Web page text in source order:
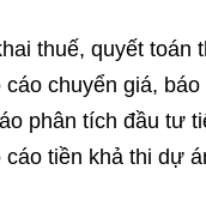
thuế, quyết toán
cáo chuyển giá,
phân tích đầu tư
cáo tiền khả thi dự